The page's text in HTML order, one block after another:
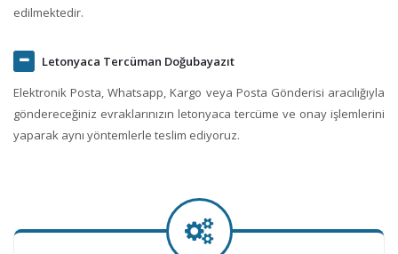
edilmektedir.
Letonyaca Tercüman Doğubayazıt
Elektronik Posta, Whatsapp, Kargo veya Posta Gönderisi aracılığıyla
göndereceğiniz evraklarınızın letonyaca tercüme ve onay işlemlerini
yaparak aynı yöntemlerle teslim ediyoruz.